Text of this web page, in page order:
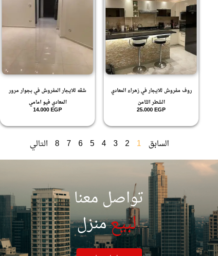
روف مفروش للايجار في زهراء المعادي
الشطر الثامن
25.000EGP
شقه للايجار المفروش في بجوار مرور
المعادي فيو امامي
14.000EGP
السابق التالي
تواصل معنا
لبيع| منزل